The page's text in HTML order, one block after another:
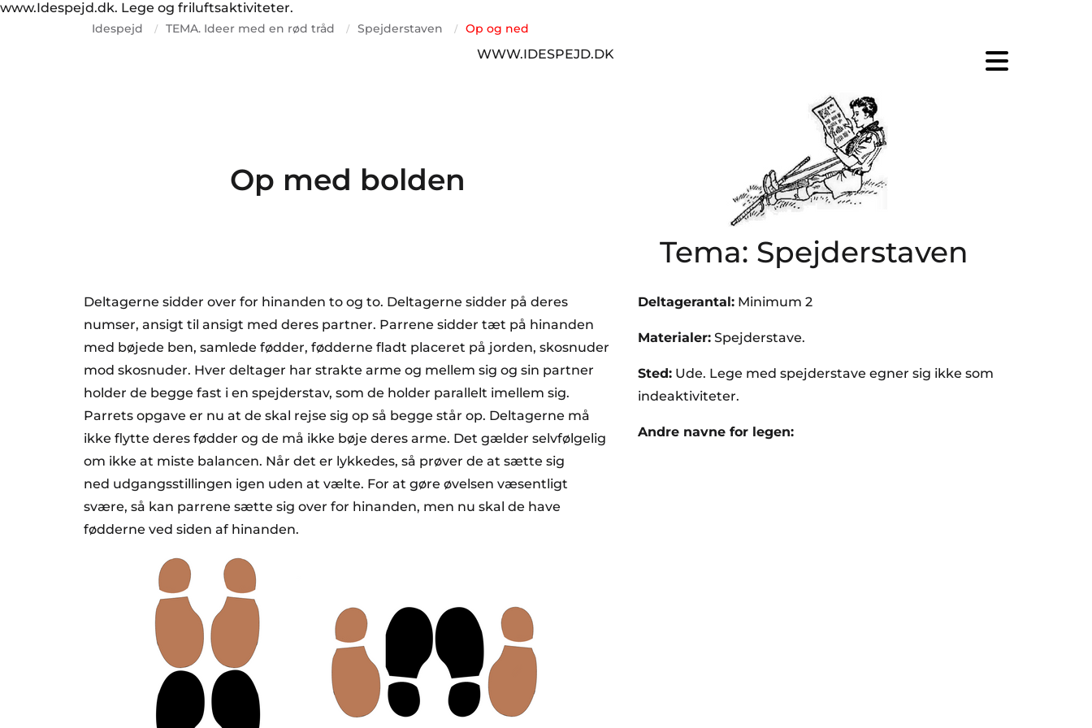
www.Idespejd.dk. Lege og friluftsaktiviteter.
Idespejd / TEMA. Ideer med en rød tråd / Spejderstaven / Op og ned
WWW.IDESPEJD.DK
Op med bolden
Tema: Spejderstaven
Deltagerne sidder over for hinanden to og to. Deltagerne sidder på deres
numser, ansigt til ansigt med deres partner. Parrene sidder tæt på hinanden
med bøjede ben, samlede fødder, fødderne fladt placeret på jorden, skosnuder
mod skosnuder. Hver deltager har strakte arme og mellem sig og sin partner
holder de begge fast i en spejderstav, som de holder parallelt imellem sig.
Parrets opgave er nu at de skal rejse sig op så begge står op. Deltagerne må
ikke flytte deres fødder og de må ikke bøje deres arme. Det gælder selvfølgelig
om ikke at miste balancen. Når det er lykkedes, så prøver de at sætte sig
ned udgangsstillingen igen uden at vælte. For at gøre øvelsen væsentligt
svære, så kan parrene sætte sig over for hinanden, men nu skal de have
fødderne ved siden af hinanden.
Deltagerantal: Minimum 2
Materialer: Spejderstave.
Sted: Ude. Lege med spejderstave egner sig ikke som
indeaktiviteter.
Andre navne for legen: